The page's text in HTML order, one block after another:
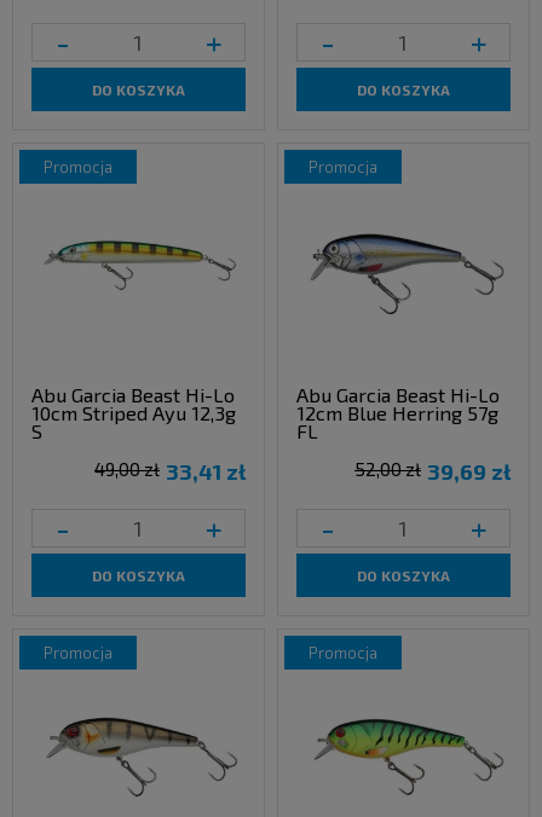
- +
DO KOSZYKA
- +
DO KOSZYKA
Abu Garcia Beast Hi-Lo
10cm Striped Ayu 12,3g
S
33,41 zł
49,00 zł
- +
DO KOSZYKA
promocja
Abu Garcia Beast Hi-Lo
12cm Blue Herring 57g
FL
39,69 zł
52,00 zł
- +
DO KOSZYKA
promocja
promocja promocja